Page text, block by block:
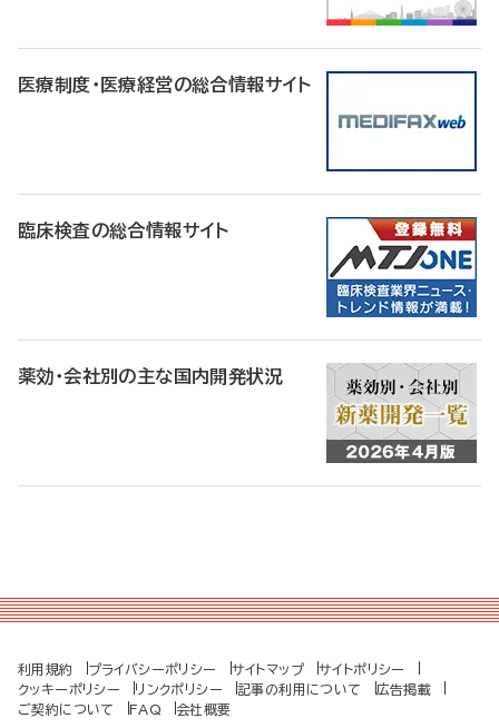
医療制度・医療経営の総合情報サイト
臨床検査の総合情報サイト
薬効・会社別の主な国内開発状況
利用規約 プライバシーポリシー サイトマップ
サイトポリシー
クッキーポリシー
リンクポリシー 記事の利用について
広告掲載
ご契約について
FAQ 会社概要